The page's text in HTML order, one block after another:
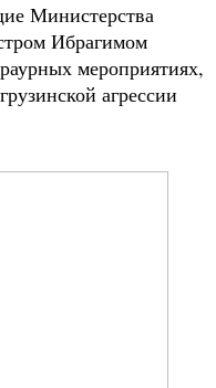
Министерства
Ибрагимом
мероприятиях,
агрессии